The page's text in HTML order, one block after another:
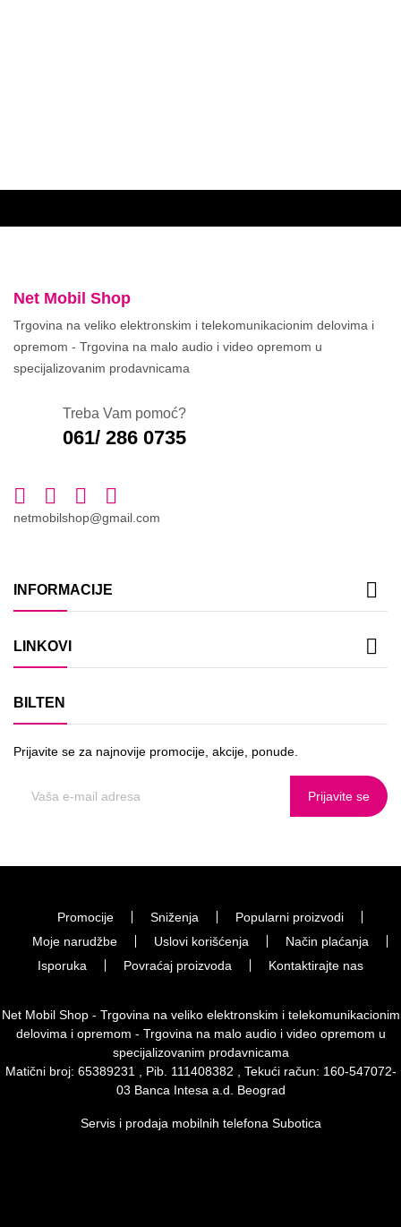
Net Mobil Shop
Trgovina na veliko elektronskim i telekomunikacionim delovima i
opremom - Trgovina na malo audio i video opremom u
specijalizovanim prodavnicama
Treba Vam pomoć?
061/ 286 0735
netmobilshop@gmail.com
INFORMACIJE 
LINKOVI 
BILTEN
Prijavite se za najnovije promocije, akcije, ponude.
Prijavite se
Promocije Sniženja
Popularni proizvodi
Moje narudžbe
Uslovi korišćenja
Način plaćanja
Isporuka
Povraćaj proizvoda Kontaktirajte nas
Net Mobil Shop - Trgovina na veliko elektronskim i telekomunikacionim
delovima i opremom - Trgovina na malo audio i video opremom u
specijalizovanim prodavnicama
Matični broj: 65389231 , Pib. 111408382 , Tekući račun: 160-547072-
03 Banca Intesa a.d. Beograd
Servis i prodaja mobilnih telefona Subotica